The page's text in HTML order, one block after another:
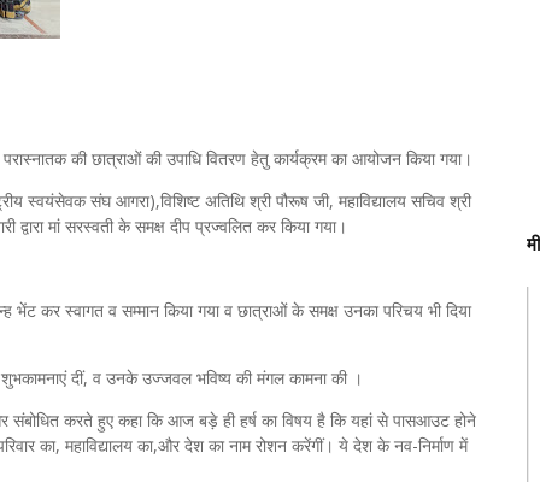
की छात्राओं की उपाधि वितरण हेतु कार्यक्रम का आयोजन किया गया।
स्वयंसेवक संघ आगरा),विशिष्ट अतिथि श्री पौरूष जी, महाविद्यालय सचिव श्री
द्वारा मां सरस्वती के समक्ष दीप प्रज्वलित कर किया गया।
भेंट कर स्वागत व सम्मान किया गया व छात्राओं के समक्ष उनका परिचय भी दिया
शुभकामनाएं दीं, व उनके उज्जवल भविष्य की मंगल कामना की ।
संबोधित करते हुए कहा कि आज बड़े ही हर्ष का विषय है कि यहां से पासआउट होने
का, महाविद्यालय का,और देश का नाम रोशन करेंगीं। ये देश के नव-निर्माण में